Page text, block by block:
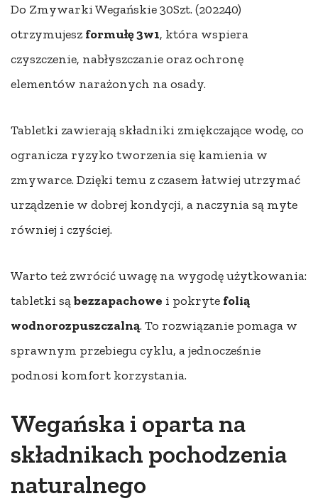
Do Zmywarki Wegańskie 30Szt. (202240)
otrzymujesz formułę 3w1, która wspiera
czyszczenie, nabłyszczanie oraz ochronę
elementów narażonych na osady.
Tabletki zawierają składniki zmiękczające wodę, co
ogranicza ryzyko tworzenia się kamienia w
zmywarce. Dzięki temu z czasem łatwiej utrzymać
urządzenie w dobrej kondycji, a naczynia są myte
równiej i czyściej.
Warto też zwrócić uwagę na wygodę użytkowania:
tabletki sąbezzapachowe i pokryte folią
wodnorozpuszczalną. To rozwiązanie pomaga w
sprawnym przebiegu cyklu, a jednocześnie
podnosi komfort korzystania.
Wegańska i oparta na
składnikach pochodzenia
naturalnego